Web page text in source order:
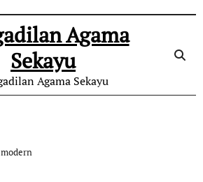
Agama
Sekayu
Agama Sekayu